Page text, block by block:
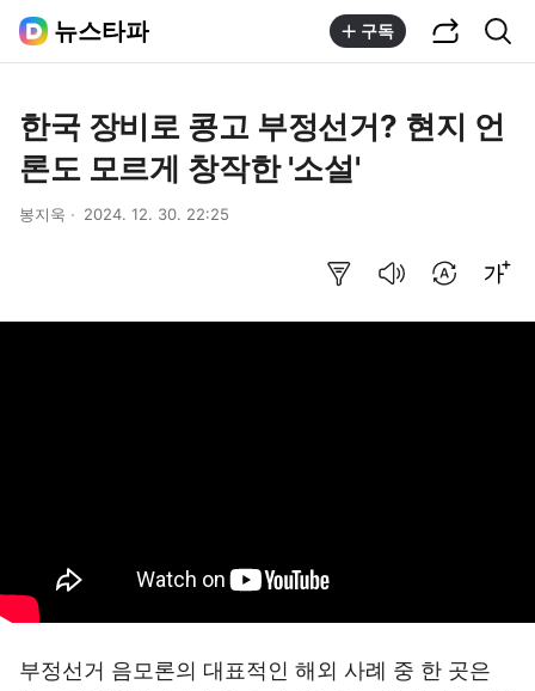
뉴스타파 구독
한국 장비로 콩고 부정선거? 현지 언
론도 모르게 창작한 '소설'
봉지욱 2024. 12. 30. 22:25
부정선거 음모론의 대표적인 해외 사례 중 한 곳은